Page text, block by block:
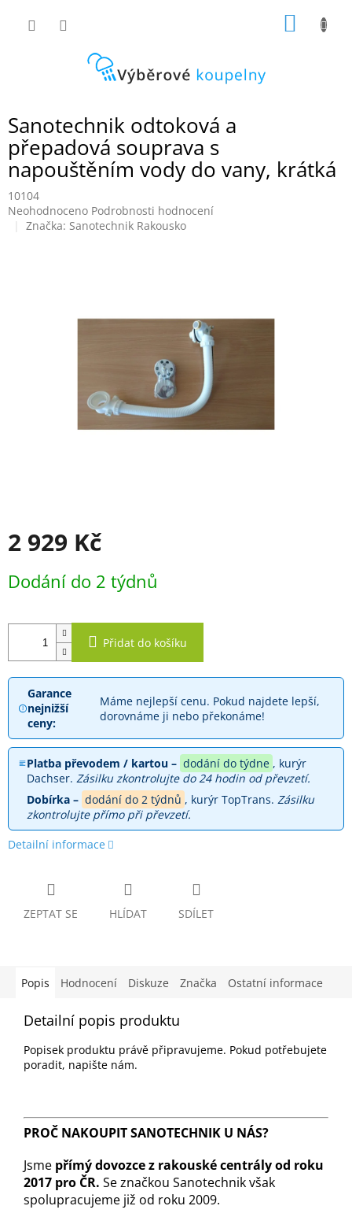
Sanotechnik odtoková a
přepadová souprava s
napouštěním vody do vany, krátká
10104
Průměrné
hodnocení
Neohodnoceno Podrobnosti hodnocení
Značka: Sanotechnik Rakousko
2 929 Kč
cena:
Dodání do 2 týdnů
Přidat do košíku
Garance
nejnižší
ceny:
Máme nejlepší cenu. Pokud najdete lepší,
dorovnáme ji nebo překonáme!
Platba převodem / kartou – dodání do týdne , kurýr
Dachser. Zásilku zkontrolujte do 24 hodin od převzetí.
Dobírka – dodání do 2 týdnů , kurýr TopTrans. Zásilku
zkontrolujte přímo při převzetí.
Detailní informace
ZEPTAT SE HLÍDAT SDÍLET
Popis Hodnocení Diskuze Značka Ostatní informace
Detailní popis produktu
Popisek produktu právě připravujeme. Pokud potřebujete
poradit, napište nám.
PROČ NAKOUPIT SANOTECHNIK U NÁS?
Jsme přímý dovozce z rakouské centrály od roku
2017 pro ČR. Se značkou Sanotechnik však
spolupracujeme již od roku 2009.